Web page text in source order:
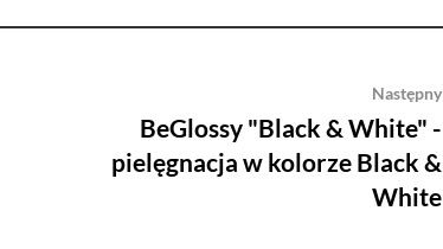
Następny
BeGlossy "Black & White" -
pielęgnacja w kolorze Black &
White